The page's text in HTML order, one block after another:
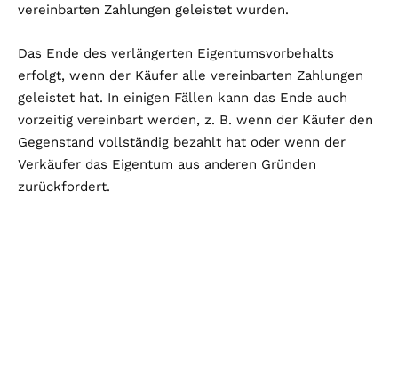
vereinbarten Zahlungen geleistet wurden.
Das Ende des verlängerten Eigentumsvorbehalts
erfolgt, wenn der Käufer alle vereinbarten Zahlungen
geleistet hat. In einigen Fällen kann das Ende auch
vorzeitig vereinbart werden, z. B. wenn der Käufer den
Gegenstand vollständig bezahlt hat oder wenn der
Verkäufer das Eigentum aus anderen Gründen
zurückfordert.